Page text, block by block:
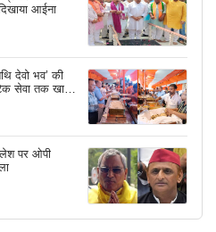
आईना
देवो भव’ की
सेवा तक खास
पर ओपी